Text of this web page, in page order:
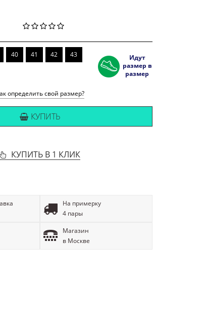
40 41 42 43
Идут
размер в
размер
определить свой размер?
КУПИТЬ
КУПИТЬ В 1 КЛИК
На примерку
4 пары
Магазин
в Москве